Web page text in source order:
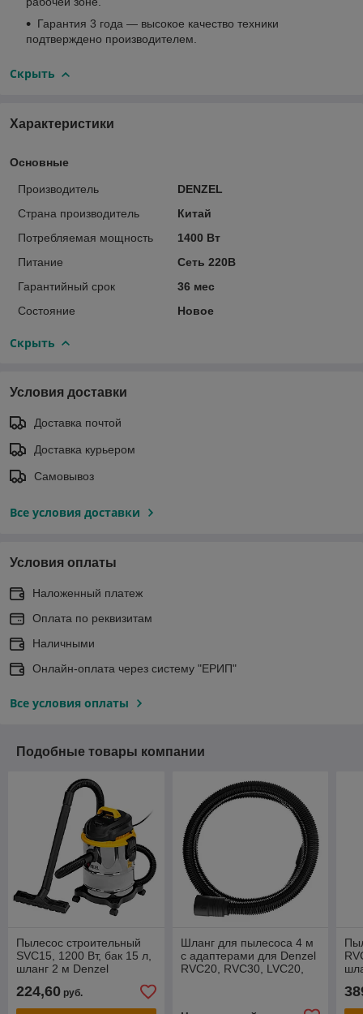
Гарантия 3 года — высокое качество техники
подтверждено производителем.
Скрыть
Характеристики
Основные
Производитель
DENZEL
Страна производитель
Китай
Потребляемая мощность
1400 Вт
Питание
Сеть 220В
Гарантийный срок
36 мес
Состояние
Новое
Скрыть
Условия доставки
Доставка почтой
Доставка курьером
Самовывоз
Все условия доставки
Условия оплаты
Наложенный платеж
Оплата по реквизитам
Наличными
Онлайн-оплата через систему "ЕРИП"
Все условия оплаты
Подобные товары компании
Пылесос строительный
SVC15, 1200 Вт, бак 15 л,
шланг 2 м Denzel
224,60 руб.
Шланг для пылесоса 4 м
с адаптерами для Denzel
RVC20, RVC30, LVC20,